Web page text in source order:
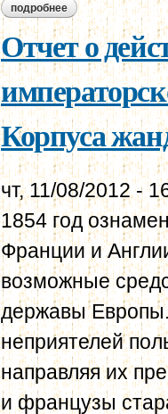
подробнее о отчет о
жандармов за
Отчет о
Корпуса
чт, 11/08/2012 -
1854 год
Франции и
возможные
державы
неприятелей
направляя их
и французы